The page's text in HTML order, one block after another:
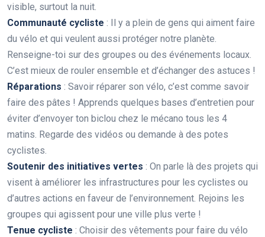
visible, surtout la nuit.
Communauté cycliste : Il y a plein de gens qui aiment faire
du vélo et qui veulent aussi protéger notre planète.
Renseigne-toi sur des groupes ou des événements locaux.
C’est mieux de rouler ensemble et d’échanger des astuces !
Réparations : Savoir réparer son vélo, c’est comme savoir
faire des pâtes ! Apprends quelques bases d’entretien pour
éviter d’envoyer ton biclou chez le mécano tous les 4
matins. Regarde des vidéos ou demande à des potes
cyclistes.
Soutenir des initiatives vertes : On parle là des projets qui
visent à améliorer les infrastructures pour les cyclistes ou
d’autres actions en faveur de l’environnement. Rejoins les
groupes qui agissent pour une ville plus verte !
Tenue cycliste : Choisir des vêtements pour faire du vélo